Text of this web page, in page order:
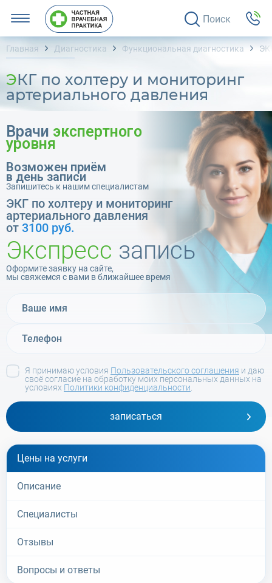
Поиск
Главная Диагностика Функциональная диагностика
ЭКГ по холтеру и мониторинг
артериального давления
Врачи экспертного
уровня
Возможен приём
в день записи
Запишитесь к нашим специалистам
ЭКГ по холтеру и мониторинг
артериального давления
от 3100 руб.
Экспресс запись
Оформите заявку на сайте,
мы свяжемся с вами в ближайшее время
записаться
Я принимаю условия Пользовательского соглашения и даю
своё согласие на обработку моих персональных данных на
условиях Политики конфиденциальности
Цены на услуги
Описание
Специалисты
Отзывы
Вопросы и ответы